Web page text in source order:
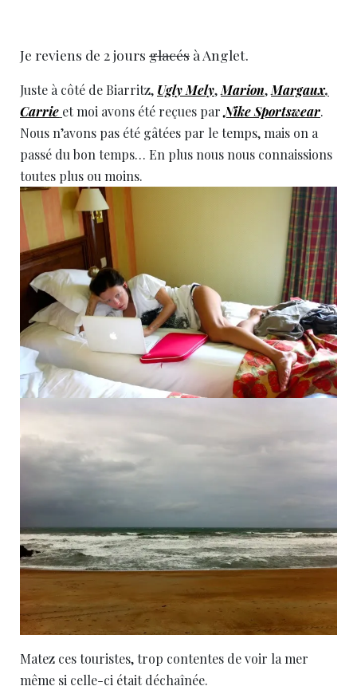
Je reviens de 2 jours glacés à Anglet.
Juste à côté de Biarritz, Ugly Mely,Marion,Margaux,
Carrie et moi avons été reçues parNike Sportswear.
Nous n’avons pas été gâtées par le temps, mais on a
passé du bon temps… En plus nous nous connaissions
toutes plus ou moins.
Matez ces touristes, trop contentes de voir la mer
même si celle-ci était déchaînée.